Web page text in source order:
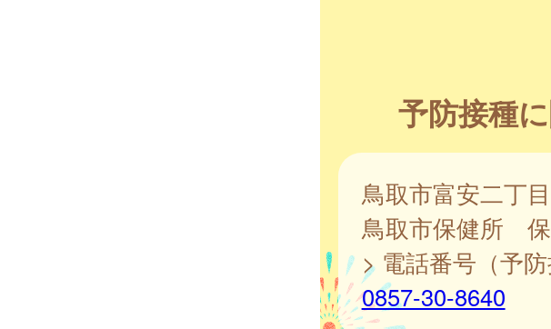
予防接種
鳥取市富安二丁
鳥取市保健所
> 電話番号（予防
0857-30-8640